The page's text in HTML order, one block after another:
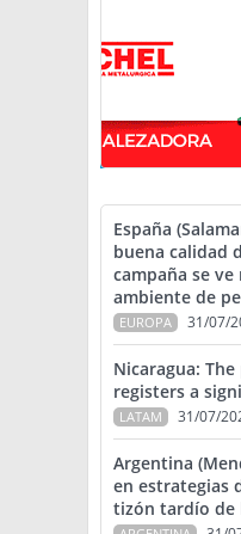
España
buena calidad
campaña se
ambiente de
EUROPA 31/07/
Nicaragua:
registers a
LATAM 31/07/
Argentina
en estrategias
tizón tardío de